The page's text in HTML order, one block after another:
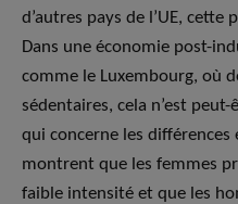
d’autres pays de l’UE,
Dans une économie post-
comme le Luxembourg, où
sédentaires, cela n’est
qui concerne les différences
montrent que les femmes
faible intensité et que les